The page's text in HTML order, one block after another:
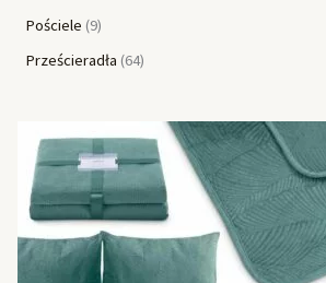
Pościele 9
Prześcieradła 64